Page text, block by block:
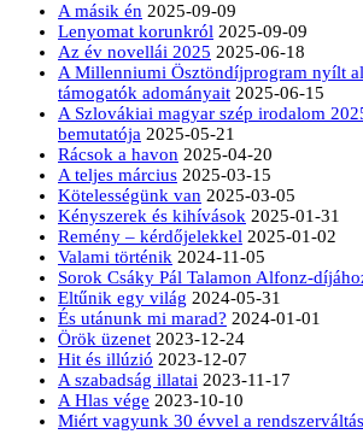
A másik én 2025-09-09
Lenyomat korunkról 2025-09-09
Az év novellái 2025 2025-06-18
A Millenniumi Ösztöndíjprogram nyílt
támogatók adományait 2025-06-15
A Szlovákiai magyar szép irodalom
bemutatója 2025-05-21
Rácsok a havon 2025-04-20
A teljes március 2025-03-15
Kötelességünk van 2025-03-05
Kényszerek és kihívások 2025-01-31
Remény – kérdőjelekkel 2025-01-02
Valami történik 2024-11-05
Sorok Csáky Pál Talamon Alfonz-
Eltűnik egy világ 2024-05-31
És utánunk mi marad? 2024-01-01
Örök üzenet 2023-12-24
Hit és illúzió 2023-12-07
A szabadság illatai 2023-11-17
A Hlas vége 2023-10-10
Miért vagyunk 30 évvel a